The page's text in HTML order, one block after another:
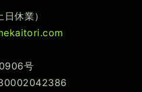
休業）
号